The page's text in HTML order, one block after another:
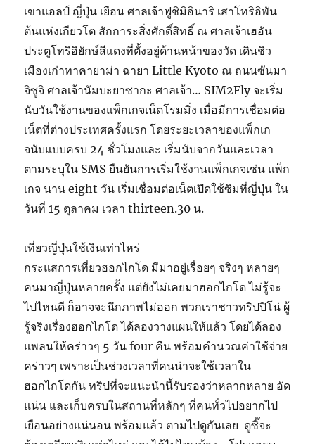
เขาแอลป์ ญี่ปุ่น เยือน ศาลเจ้าฟูชิมิอินาริ เสาโทริอิพัน
ต้นแห่งเกียวโต สักการะสิ่งศักดิ์สิทธิ์ ณ ศาลเจ้าเฮอัน
ประตูโทริอิยักษ์สีแดงที่ตั้งอยู่ด้านหน้าของวัด เดินชิว
เมืองเก่าทาคายาม่า ฉายา Little Kyoto ณ ถนนซันมา
จิซูจิ ศาลเจ้านัมบะยาซากะ ศาลเจ้า… SIM2Fly จะเริ่ม
นับวันใช้งานของแพ็กเกจเน็ตโรมมิ่ง เมื่อมีการเชื่อมต่อ
เน็ตที่ต่างประเทศครั้งแรก โดยระยะเวลาของแพ็กเก
จนับแบบครบ 24 ชั่วโมงและ เริ่มนับจากวันและเวลา
ตามระบุใน SMS ยืนยันการเริ่มใช้งานแพ็กเกจเช่น แพ็ก
เกจ นาน eight วัน เริ่มเชื่อมต่อเน็ตเปิดใช้ซิมที่ญี่ปุ่น ใน
วันที่ 15 ตุลาคม เวลา thirteen.30 น.
เที่ยวญี่ปุ่นใช้เงินเท่าไหร่
กระแสการเที่ยวฮอกไกโด มีมาอยู่เรื่อยๆ จริงๆ หลายๆ
คนมาญี่ปุ่นหลายครั้ง แต่ยังไม่เคยมาฮอกไกโด ไม่รู้จะ
ไปไหนดี ก็อาจจะนึกภาพไม่ออก พวกเราชาวทริปปิโน่ ผู้
รู้จริงเรื่องฮอกไกโด ได้ลองวางแผนให้แล้ว โดยได้ลอง
แพลนให้คร่าวๆ 5 วัน four คืน พร้อมคำนวณค่าใช้จ่าย
คร่าวๆ เพราะเป็นช่วงเวลาที่คนน่าจะใช้เวลาใน
ฮอกไกโดกัน ทริปที่จะแนะนำนี้รับรองว่าหลากหลาย อัด
แน่น และเก็บครบในสถานที่หลักๆ ที่คนทั่วไปอยากไป
เยือนอย่างแน่นอน พร้อมแล้ว ตามไปดูกันเลย ดูซิ๊จะ